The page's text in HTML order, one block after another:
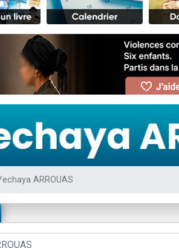
viennent de nous rejoindre sur WhatsApp
49 places pour étudier en groupe sur Zoom
donner son Maasser
viennent de nous rejoindre sur WhatsApp
viennent de nous rejoindre sur WhatsApp
de donner son Maasser
viennent de nous rejoindre sur WhatsApp
viennent de demander une bénédiction
viennent de faire un don pour Sauvez la
49 places pour étudier en groupe sur Zoom
musiques dans Torah-Box Music
viennent de demander une bénédiction
ARROUAS